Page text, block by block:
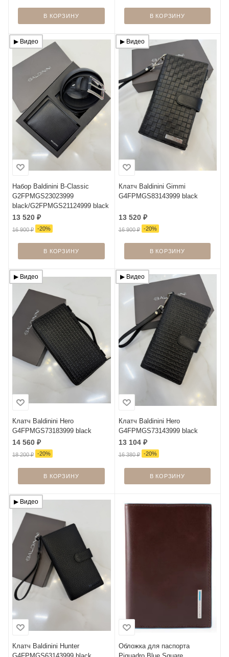
В КОРЗИНУ В КОРЗИНУ
▶︎ Видео
Набор Baldinini B-Classic
G2FPMGS23023999
black/G2FPMGS21124999 black
13 520 ₽
16 900₽ -20%
В КОРЗИНУ
▶︎ Видео
Клатч Baldinini Gimmi
G4FPMGS83143999 black
13 520₽
16 900₽ -20%
В КОРЗИНУ
▶︎ Видео
Клатч Baldinini Hero
G4FPMGS73183999 black
14 560 ₽
18 200₽ -20%
В КОРЗИНУ
▶︎ Видео
Клатч Baldinini Hero
G4FPMGS73143999 black
13 104₽
16 380₽ -20%
В КОРЗИНУ
▶︎ Видео
Клатч Baldinini Hunter
Обложка для паспорта